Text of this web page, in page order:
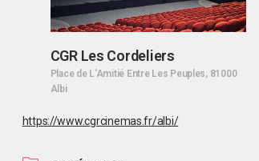
CGR Les Cordeliers
Place de L'Amitié Entre Les Peuples, 81000
Albi
https://www.cgrcinemas.fr/albi/